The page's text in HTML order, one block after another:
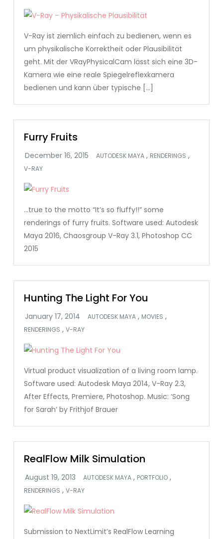
V-Ray ist ziemlich einfach zu bedienen, wenn es
um physikalische Korrektheit oder Plausibilität
geht. Mit der VRayPhysicalCam lässt sich eine 3D-
Kamera wie eine reale Spiegelreflexkamera
bedienen und kann über typische […]
Furry Fruits
AUTODESK MAYA , RENDERINGS ,
V-RAY
…true to the motto “It’s so fluffy!!” some
renderings of furry fruits. Software used: Autodesk
Maya 2016, Chaosgroup V-Ray 3.1, Photoshop CC
2015
Hunting The Light For You
AUTODESK MAYA , MOVIES ,
RENDERINGS ,V-RAY
Virtual product visualization of a living room lamp.
Software used: Autodesk Maya 2014, V-Ray 2.3,
After Effects, Premiere, Photoshop. Music: ‘Song
for Sarah’ by Frithjof Brauer
RealFlow Milk Simulation
AUTODESK MAYA , PORTFOLIO ,
RENDERINGS ,V-RAY
Submission to NextLimit’s RealFlow Learning